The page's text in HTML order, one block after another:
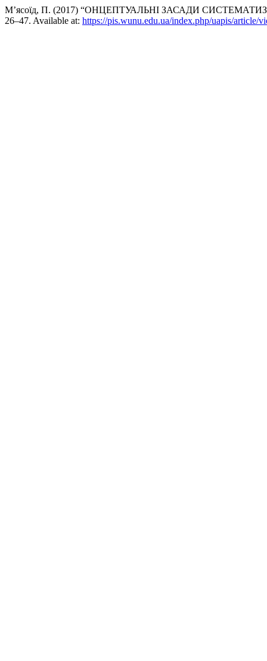
М’ясоїд, П. (2017) “ОНЦЕПТУАЛЬНІ ЗАСАДИ
26–47. Available at: https://pis.wunu.edu.ua/index.php/uapis/article/